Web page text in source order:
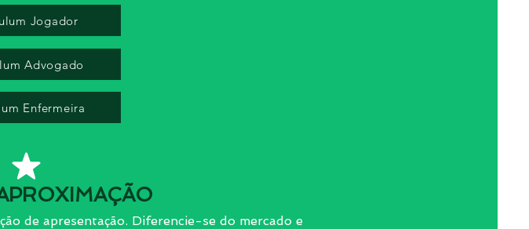
Jogador
Advogado
Enfermeira
de apresentação. Diferencie-se do mercado e